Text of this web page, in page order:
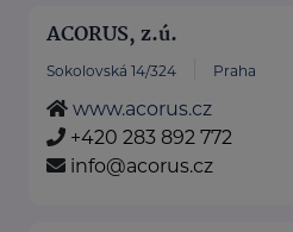
ACORUS, z.ú.
Sokolovská 14/324 Praha
www.acorus.cz
+420 283 892 772
info@acorus.cz